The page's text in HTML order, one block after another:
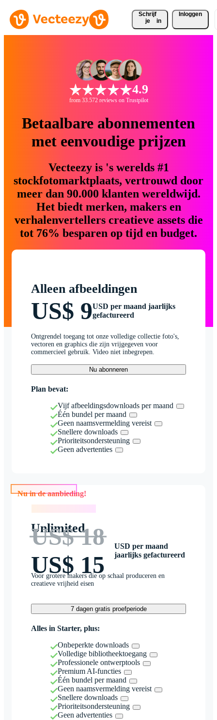
Schrijf
je
in
Inloggen
4.9
from 33.572 reviews on Trustpilot
Betaalbare abonnementen
met eenvoudige prijzen
Vecteezy is 's werelds #1
stockfotomarktplaats, vertrouwd door
meer dan 90.000 klanten wereldwijd.
Het biedt merken, makers en
verhalenvertellers creatieve assets die
tot 76% besparen op tijd en budget.
Alleen afbeeldingen
US$ 9USD per maand jaarlijks
gefactureerd
Ontgrendel toegang tot onze volledige collectie foto's,
vectoren en graphics die zijn vrijgegeven voor
commercieel gebruik. Video niet inbegrepen.
Nu abonneren
Plan bevat:
Vijf afbeeldingsdownloads per maand
Één bundel per maand
Geen naamsvermelding vereist
Snellere downloads
Prioriteitsondersteuning
Geen advertenties
Nu in de aanbieding!
Unlimited
US$ 18
US$ 15
USD per maand
jaarlijks gefactureerd
Voor grotere makers die op schaal produceren en
creatieve vrijheid eisen
7 dagen gratis proefperiode
Alles in Starter, plus:
Onbeperkte downloads
Volledige bibliotheektoegang
Professionele ontwerptools
Premium AI-functies
Één bundel per maand
Geen naamsvermelding vereist
Snellere downloads
Prioriteitsondersteuning
Geen advertenties